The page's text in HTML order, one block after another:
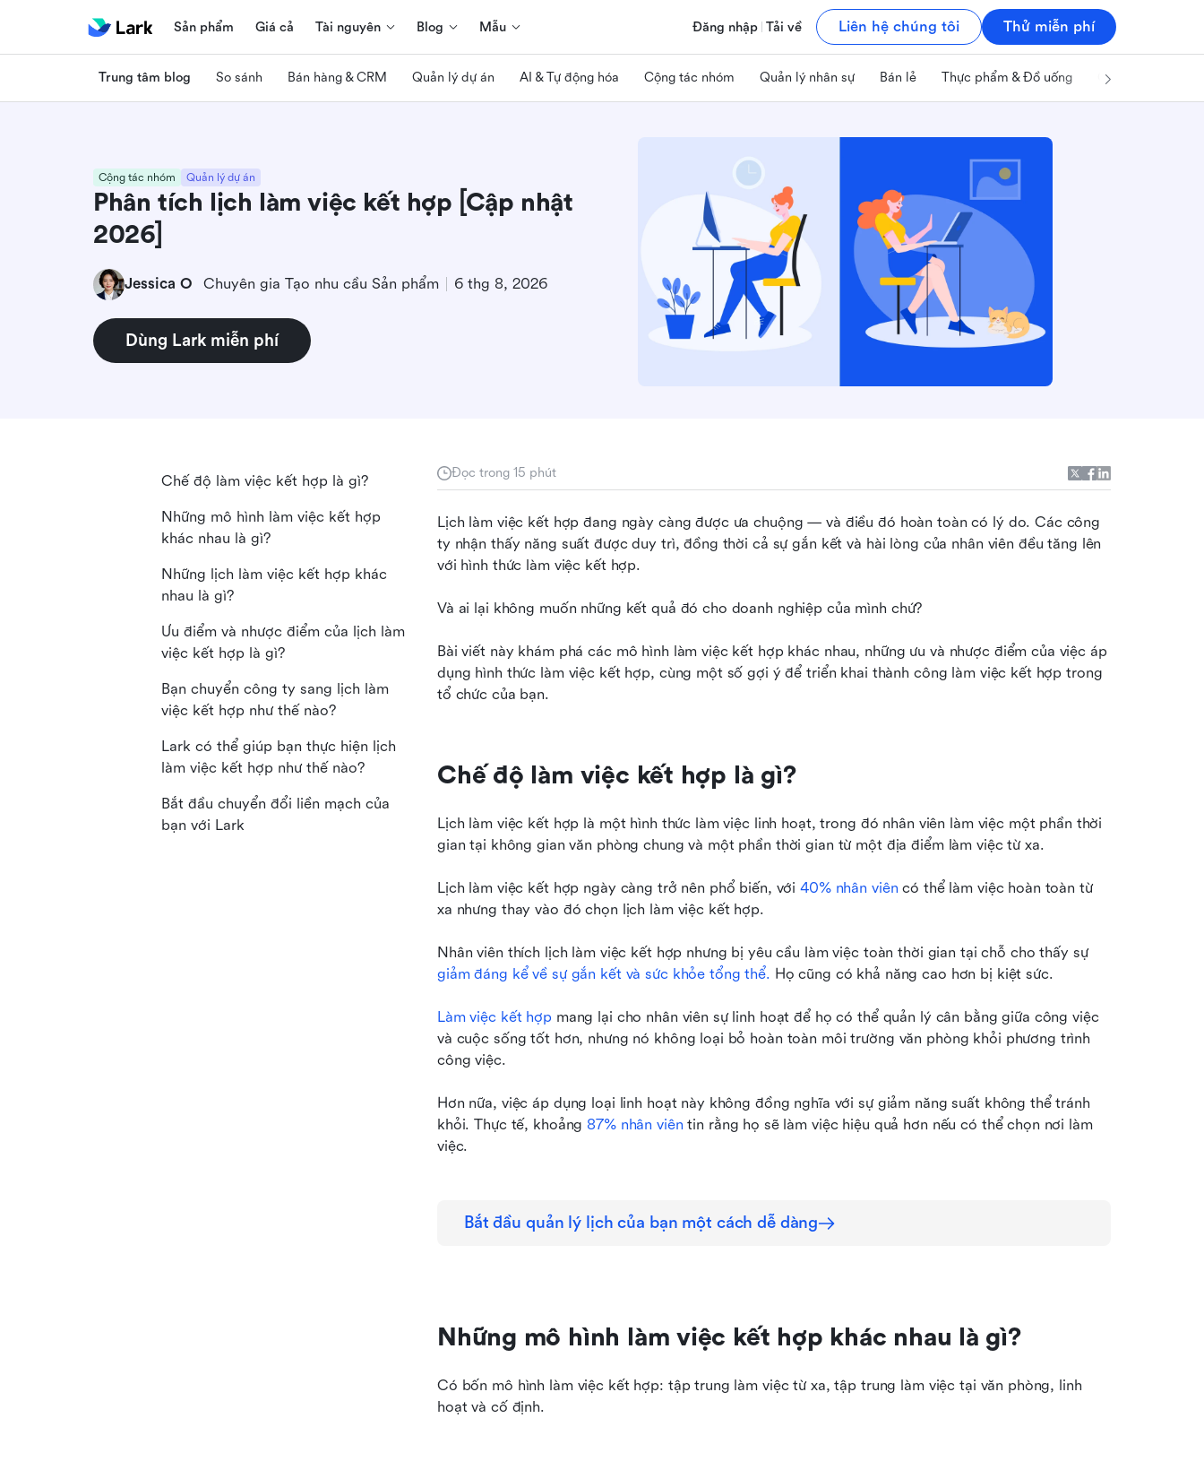
Sản phẩm Giá cả Tài nguyên Blog Mẫu Đăng nhập Tải về Liên hệ chúng tôi Thử miễn phí
Trung tâm blog So sánh Bán hàng & CRM Quản lý dự án AI & Tự động hóa Cộng tác nhóm Quản lý nhân sự Bán lẻ Thực phẩm & Đồ uống Công nghệ & IT
Cộng tác nhóm Quản lý dự án
Phân tích lịch làm việc kết hợp [Cập nhật
2026]
Jessica O Chuyên gia Tạo nhu cầu Sản phẩm 6 thg 8, 2026
Dùng Lark miễn phí
Đọc trong 15 phút
Lịch làm việc kết hợp đang ngày càng được ưa chuộng — và điều đó hoàn toàn có lý do. Các công
ty nhận thấy năng suất được duy trì, đồng thời cả sự gắn kết và hài lòng của nhân viên đều tăng lên
với hình thức làm việc kết hợp.
Và ai lại không muốn những kết quả đó cho doanh nghiệp của mình chứ?
Bài viết này khám phá các mô hình làm việc kết hợp khác nhau, những ưu và nhược điểm của việc áp
dụng hình thức làm việc kết hợp, cùng một số gợi ý để triển khai thành công làm việc kết hợp trong
tổ chức của bạn.
Chế độ làm việc kết hợp là gì?
Lịch làm việc kết hợp là một hình thức làm việc linh hoạt, trong đó nhân viên làm việc một phần thời
gian tại không gian văn phòng chung và một phần thời gian từ một địa điểm làm việc từ xa.
Lịch làm việc kết hợp ngày càng trở nên phổ biến, với 40% nhân viên có thể làm việc hoàn toàn từ
xa nhưng thay vào đó chọn lịch làm việc kết hợp.
Nhân viên thích lịch làm việc kết hợp nhưng bị yêu cầu làm việc toàn thời gian tại chỗ cho thấy sự
giảm đáng kể về sự gắn kết và sức khỏe tổng thể. Họ cũng có khả năng cao hơn bị kiệt sức.
Làm việc kết hợp mang lại cho nhân viên sự linh hoạt để họ có thể quản lý cân bằng giữa công việc
và cuộc sống tốt hơn, nhưng nó không loại bỏ hoàn toàn môi trường văn phòng khỏi phương trình
công việc.
Hơn nữa, việc áp dụng loại linh hoạt này không đồng nghĩa với sự giảm năng suất không thể tránh
khỏi. Thực tế, khoảng 87% nhân viên tin rằng họ sẽ làm việc hiệu quả hơn nếu có thể chọn nơi làm
việc.
Bắt đầu quản lý lịch của bạn một cách dễ dàng
Những mô hình làm việc kết hợp khác nhau là gì?
Có bốn mô hình làm việc kết hợp: tập trung làm việc từ xa, tập trung làm việc tại văn phòng, linh
hoạt và cố định.
Chế độ làm việc kết hợp là gì?
Những mô hình làm việc kết hợp
khác nhau là gì?
Những lịch làm việc kết hợp khác
nhau là gì?
Ưu điểm và nhược điểm của lịch làm
việc kết hợp là gì?
Bạn chuyển công ty sang lịch làm
việc kết hợp như thế nào?
Lark có thể giúp bạn thực hiện lịch
làm việc kết hợp như thế nào?
Bắt đầu chuyển đổi liền mạch của
bạn với Lark